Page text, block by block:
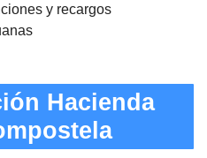
y recargos
Hacienda